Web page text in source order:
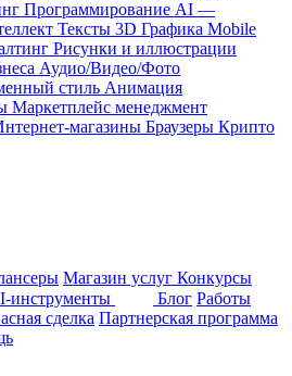
Программирование AI —
Тексты 3D Графика Mobile
Рисунки и иллюстрации
Аудио/Видео/Фото
стиль Анимация
Маркетплейс менеджмент
магазины Браузеры Крипто
Магазин услуг Конкурсы
инструменты Блог Работы
сделка Партнерская программа